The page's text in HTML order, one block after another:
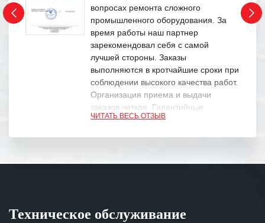
вопросах ремонта сложного
промышленного оборудования. За
время работы наш партнер
зарекомендовал себя с самой
лучшей стороны. Заказы
выполняются в кротчайшие сроки при
соблюдении высокого качества работ.
Организация приема и выдачи
заказов четкая. Гарантийные
обязательства выполняются в
Особенно хочется отметить высокую
ЧИТАТЬ ВЕСЬ ОТЗЫВ
Техническое обслуживание